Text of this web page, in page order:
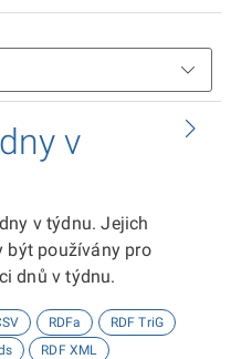
v
v týdnu. Jejich
být používány pro
dnů v týdnu.
RDFa
RDF TriG
RDF XML